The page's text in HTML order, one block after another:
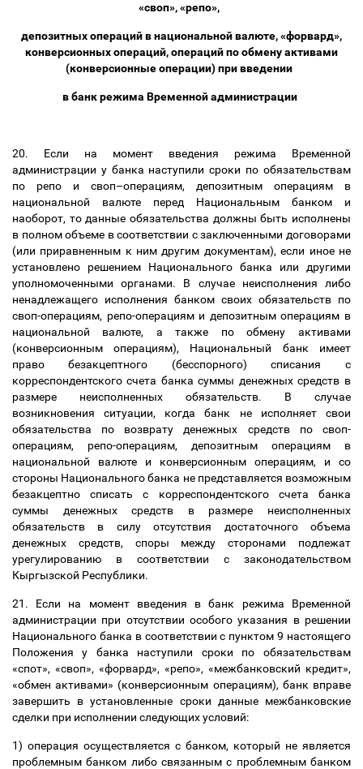
«своп», «репо»,
депозитных операций в национальной валюте, «форвард»,
конверсионных операций, операций по обмену активами
(конверсионные операции) при введении
в банк режима Временной администрации
20. Если на момент введения режима Временной
администрации у банка наступили сроки по обязательствам
по репо и своп–операциям, депозитным операциям в
национальной валюте перед Национальным банком и
наоборот, то данные обязательства должны быть исполнены
в полном объеме в соответствии с заключенными договорами
(или приравненным к ним другим документам), если иное не
установлено решением Национального банка или другими
уполномоченными органами. В случае неисполнения либо
ненадлежащего исполнения банком своих обязательств по
своп-операциям, репо-операциям и депозитным операциям в
национальной валюте, а также по обмену активами
(конверсионным операциям), Национальный банк имеет
право безакцептного (бесспорного) списания с
корреспондентского счета банка суммы денежных средств в
размере неисполненных обязательств. В случае
возникновения ситуации, когда банк не исполняет свои
обязательства по возврату денежных средств по своп-
операциям, репо-операциям, депозитным операциям в
национальной валюте и конверсионным операциям, и со
стороны Национального банка не представляется возможным
безакцептно списать с корреспондентского счета банка
суммы денежных средств в размере неисполненных
обязательств в силу отсутствия достаточного объема
денежных средств, споры между сторонами подлежат
урегулированию в соответствии с законодательством
Кыргызской Республики.
21. Если на момент введения в банк режима Временной
администрации при отсутствии особого указания в решении
Национального банка в соответствии с пунктом 9 настоящего
Положения у банка наступили сроки по обязательствам
«спот», «своп», «форвард», «репо», «межбанковский кредит»,
«обмен активами» (конверсионным операциям), банк вправе
завершить в установленные сроки данные межбанковские
сделки при исполнении следующих условий:
1) операция осуществляется с банком, который не является
проблемным банком либо связанным с проблемным банком